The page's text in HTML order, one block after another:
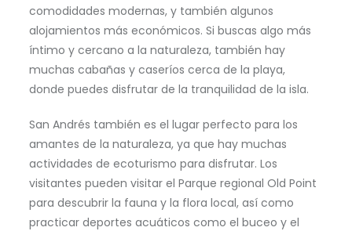
comodidades modernas, y también algunos
alojamientos más económicos. Si buscas algo más
íntimo y cercano a la naturaleza, también hay
muchas cabañas y caseríos cerca de la playa,
donde puedes disfrutar de la tranquilidad de la isla.
San Andrés también es el lugar perfecto para los
amantes de la naturaleza, ya que hay muchas
actividades de ecoturismo para disfrutar. Los
visitantes pueden visitar el Parque regional Old Point
para descubrir la fauna y la flora local, así como
practicar deportes acuáticos como el buceo y el